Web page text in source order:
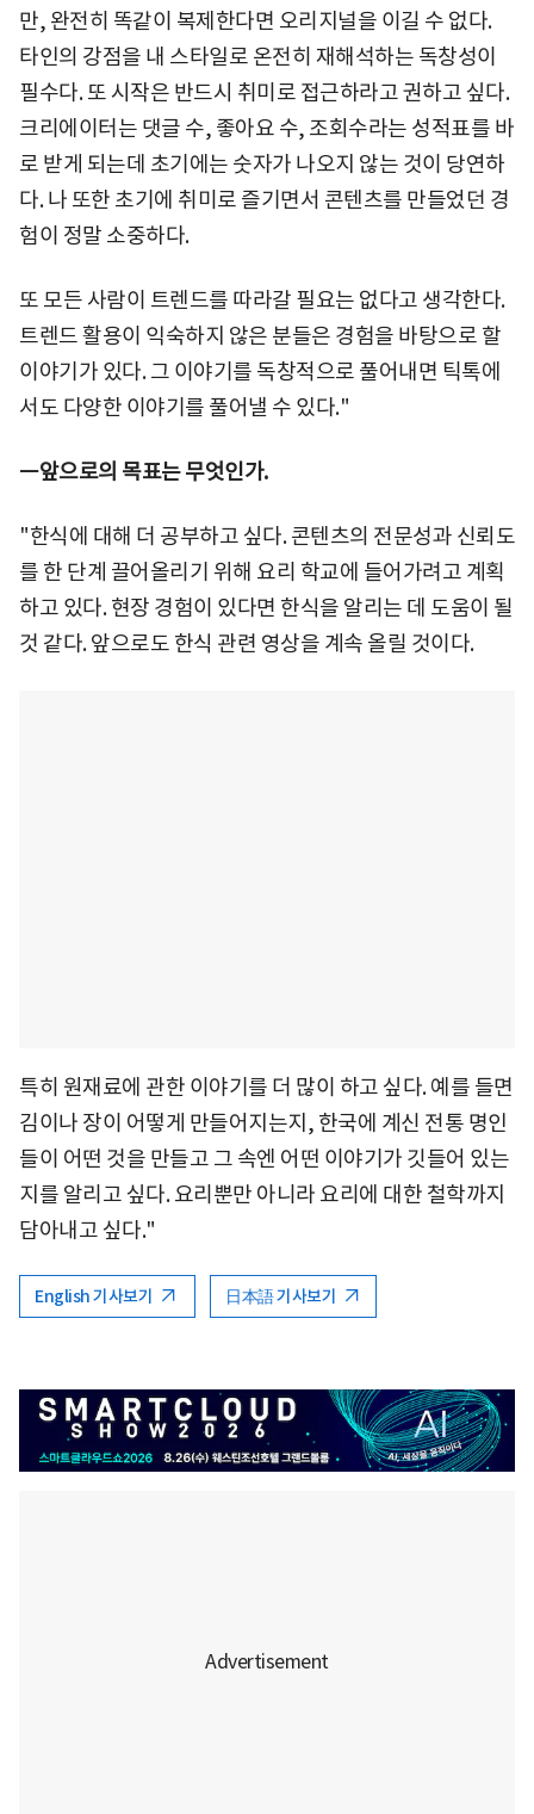
만, 완전히 똑같이 복제한다면 오리지널을 이길 수 없다.
타인의 강점을 내 스타일로 온전히 재해석하는 독창성이
필수다. 또 시작은 반드시 취미로 접근하라고 권하고 싶다.
크리에이터는 댓글 수, 좋아요 수, 조회수라는 성적표를 바
로 받게 되는데 초기에는 숫자가 나오지 않는 것이 당연하
다. 나 또한 초기에 취미로 즐기면서 콘텐츠를 만들었던 경
험이 정말 소중하다.
또 모든 사람이 트렌드를 따라갈 필요는 없다고 생각한다.
트렌드 활용이 익숙하지 않은 분들은 경험을 바탕으로 할
이야기가 있다. 그 이야기를 독창적으로 풀어내면 틱톡에
서도 다양한 이야기를 풀어낼 수 있다."
ㅡ앞으로의 목표는 무엇인가.
"한식에 대해 더 공부하고 싶다. 콘텐츠의 전문성과 신뢰도
를 한 단계 끌어올리기 위해 요리 학교에 들어가려고 계획
하고 있다. 현장 경험이 있다면 한식을 알리는 데 도움이 될
것 같다. 앞으로도 한식 관련 영상을 계속 올릴 것이다.
특히 원재료에 관한 이야기를 더 많이 하고 싶다. 예를 들면
김이나 장이 어떻게 만들어지는지, 한국에 계신 전통 명인
들이 어떤 것을 만들고 그 속엔 어떤 이야기가 깃들어 있는
지를 알리고 싶다. 요리뿐만 아니라 요리에 대한 철학까지
담아내고 싶다."
English 기사보기 日本語 기사보기